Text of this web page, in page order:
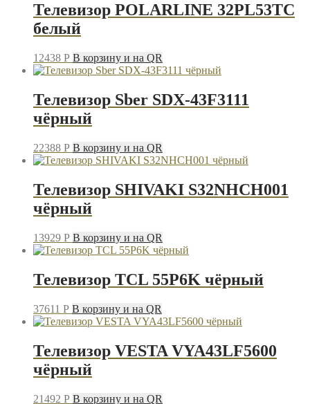
Телевизор POLARLINE 32PL53TC
белый
12438 P В корзину и на QR
Телевизор Sber SDX-43F3111
чёрный
22388 P В корзину и на QR
Телевизор SHIVAKI S32NHCH001
чёрный
13929 P В корзину и на QR
Телевизор TCL 55P6K чёрный
37611 P В корзину и на QR
Телевизор VESTA VYA43LF5600
чёрный
21492 P В корзину и на QR